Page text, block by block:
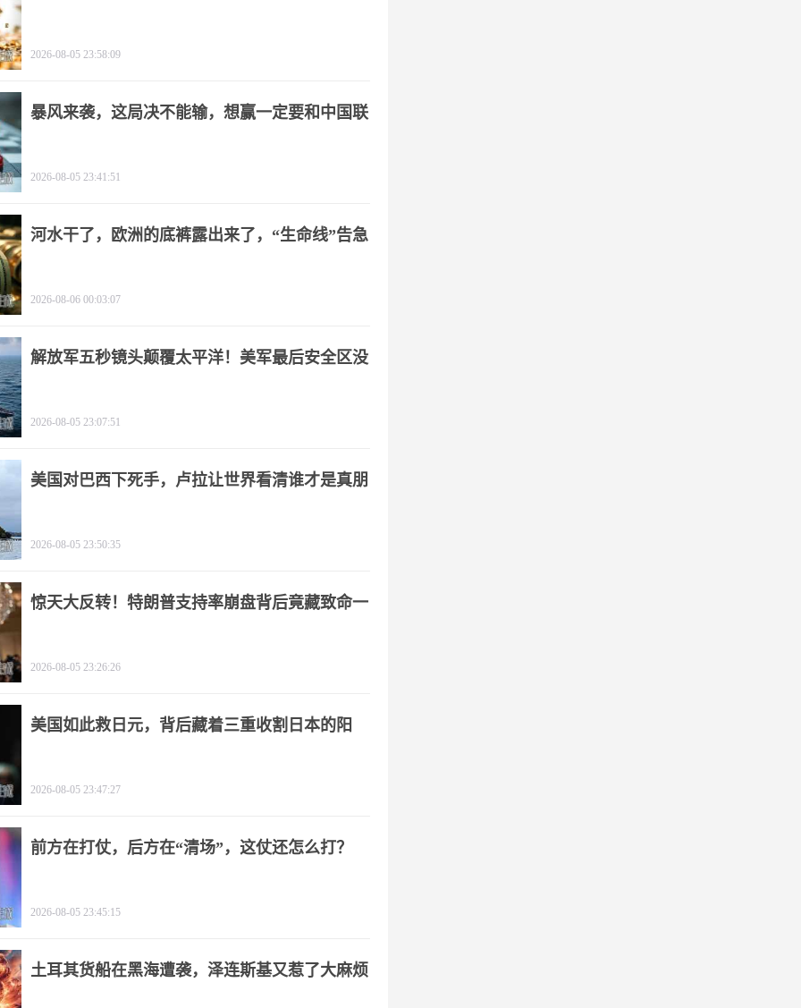
2026-08-05 23:58:09
暴风来袭，这局决不能输，想赢一定要和中国联
2026-08-05 23:41:51
河水干了，欧洲的底裤露出来了，“生命线”告急
2026-08-06 00:03:07
解放军五秒镜头颠覆太平洋！美军最后安全区没
2026-08-05 23:07:51
美国对巴西下死手，卢拉让世界看清谁才是真朋
2026-08-05 23:50:35
惊天大反转！特朗普支持率崩盘背后竟藏致命一
2026-08-05 23:26:26
美国如此救日元，背后藏着三重收割日本的阳
2026-08-05 23:47:27
前方在打仗，后方在“清场”，这仗还怎么打？
2026-08-05 23:45:15
土耳其货船在黑海遭袭，泽连斯基又惹了大麻烦